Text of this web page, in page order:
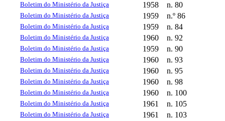
Boletim do Ministério da Justiça 1958 n. 80
Boletim do Ministério da Justiça 1959 n.º 86
Boletim do Ministério da Justiça 1959 n. 84
Boletim do Ministério da Justiça 1960 n. 92
Boletim do Ministério da Justiça 1959 n. 90
Boletim do Ministério da Justiça 1960 n. 93
Boletim do Ministério da Justiça 1960 n. 95
Boletim do Ministério da Justiça 1960 n. 98
Boletim do Ministério da Justiça 1960 n. 100
Boletim do Ministério da Justiça 1961 n. 105
Boletim do Ministério da Justiça 1961 n. 103